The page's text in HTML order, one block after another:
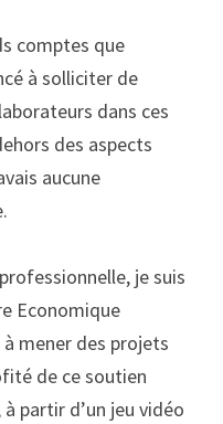
comptes que
à solliciter de
dans ces
des aspects
aucune
je suis
Economique
mener des projets
de ce soutien
partir d’un jeu vidéo